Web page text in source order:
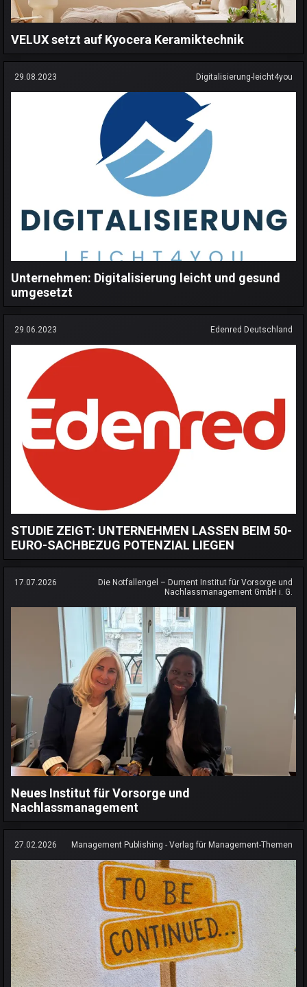
VELUX setzt auf Kyocera Keramiktechnik
29.08.2023 Digitalisierung-leicht4you
Unternehmen: Digitalisierung leicht und gesund
umgesetzt
29.06.2023 Edenred Deutschland
STUDIE ZEIGT: UNTERNEHMEN LASSEN BEIM 50-
EURO-SACHBEZUG POTENZIAL LIEGEN
17.07.2026
Die Notfallengel – Dument Institut für Vorsorge und
Nachlassmanagement GmbH i. G.
Neues Institut für Vorsorge und
Nachlassmanagement
27.02.2026 Management Publishing - Verlag für Management-Themen